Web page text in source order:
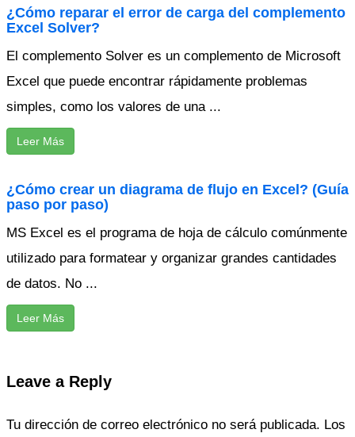
¿Cómo reparar el error de carga del complemento
Excel Solver?
El complemento Solver es un complemento de Microsoft
Excel que puede encontrar rápidamente problemas
simples, como los valores de una ...
Leer Más
¿Cómo crear un diagrama de flujo en Excel? (Guía
paso por paso)
MS Excel es el programa de hoja de cálculo comúnmente
utilizado para formatear y organizar grandes cantidades
de datos. No ...
Leer Más
Leave a Reply
Tu dirección de correo electrónico no será publicada. Los